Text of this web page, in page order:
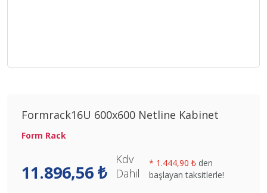
Formrack16U 600x600 Netline Kabinet
Form Rack
11.896,56 ₺
Kdv
Dahil
* 1.444,90 ₺ den
başlayan taksitlerle!